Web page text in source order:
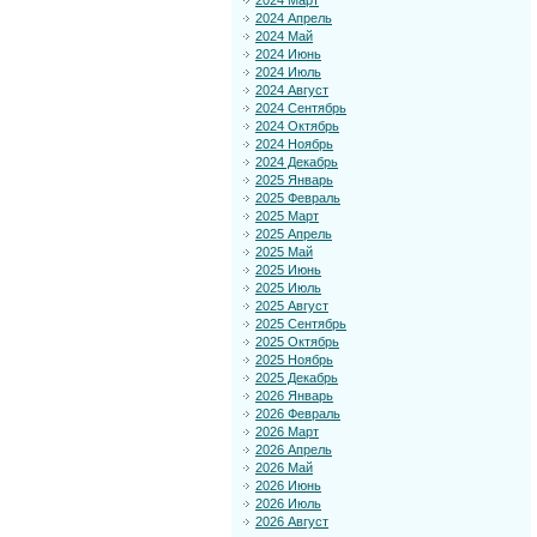
2024 Апрель
2024 Май
2024 Июнь
2024 Июль
2024 Август
2024 Сентябрь
2024 Октябрь
2024 Ноябрь
2024 Декабрь
2025 Январь
2025 Февраль
2025 Март
2025 Апрель
2025 Май
2025 Июнь
2025 Июль
2025 Август
2025 Сентябрь
2025 Октябрь
2025 Ноябрь
2025 Декабрь
2026 Январь
2026 Февраль
2026 Март
2026 Апрель
2026 Май
2026 Июнь
2026 Июль
2026 Август